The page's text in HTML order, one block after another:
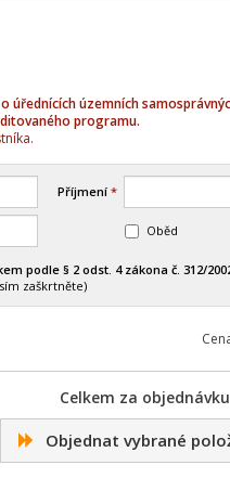
úřednících územních
programu.
Příjmení*
Oběd
podle § 2 odst. 4 zákona č. 312/
zaškrtněte)
Celkem za
Objednat vybrané